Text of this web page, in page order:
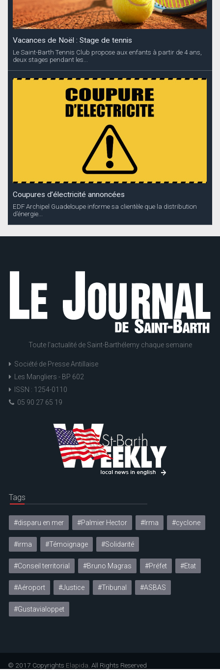
Vacances de Noël : Stage de tennis
Le Saint-Barth Tennis Club propose aux enfants à partir de 4 ans,
deux stages pendant les...
Coupures d’électricité annoncées
EDF Archipel Guadeloupe informe sa clientèle que la distribution
d’énergie...
Toute l'actualité de Saint-Barthélemy chaque semaine
Société de Presse Antillaise
Les Mangliers - BP 602
ISSN : 1254-0110
05 90 27 65 19
Tags
#disparu en mer #Palmier Hector #Irma #cyclone
#irma #Témoignage #Solidarité
#Conseil territorial #Bruno Magras #Préfet #Etat
#Aéroport #Justice #Tribunal #ASBAS
#Gustavialoppet
© 2017 Copyrights Elapida . All Rights Reserved